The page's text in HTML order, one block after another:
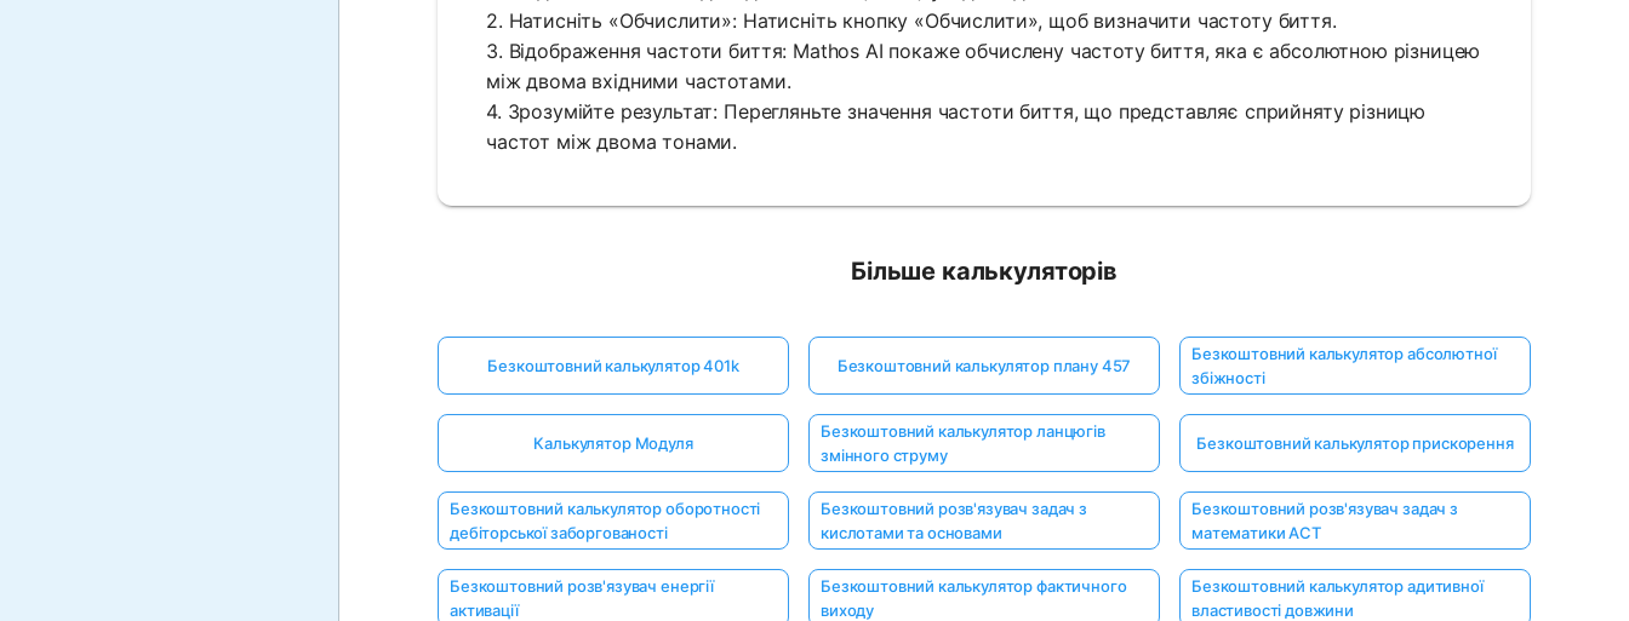
2. Натисніть «Обчислити»: Натисніть кнопку «Обчислити», щоб визначити частоту биття.
3. Відображення частоти биття: Mathos AI покаже обчислену частоту биття, яка є абсолютною різницею
між двома вхідними частотами.
4. Зрозумійте результат: Перегляньте значення частоти биття, що представляє сприйняту різницю
частот між двома тонами.
Більше калькуляторів
Безкоштовний калькулятор 401k Безкоштовний калькулятор плану 457
Безкоштовний калькулятор абсолютної
збіжності
Калькулятор Модуля
Безкоштовний калькулятор ланцюгів
змінного струму
Безкоштовний калькулятор прискорення
Безкоштовний калькулятор оборотності
дебіторської заборгованості
Безкоштовний розв'язувач задач з
кислотами та основами
Безкоштовний розв'язувач задач з
математики ACT
Безкоштовний розв'язувач енергії
активації
Безкоштовний калькулятор фактичного
виходу
Безкоштовний калькулятор адитивної
властивості довжини